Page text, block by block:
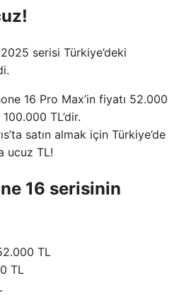
2025 serisi Türkiye’deki
16 Pro Max’in fiyatı 52.000
TL’dir.
satın almak için Türkiye’de
ucuz TL!
16 serisinin
TL
TL